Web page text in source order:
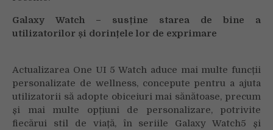
Galaxy Watch – susține starea de bine a
utilizatorilor și dorințele lor de exprimare
Actualizarea One UI 5 Watch aduce mai multe funcții
personalizate de wellness, concepute pentru a ajuta
utilizatorii să adopte obiceiuri mai sănătoase, precum
și mai multe opțiuni de personalizare, potrivite
fiecărui stil de viață, în seriile Galaxy Watch5 și